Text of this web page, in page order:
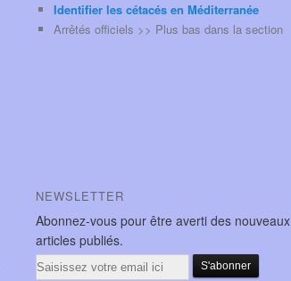
Identifier les cétacés en Méditerranée
Arrêtés officiels >> Plus bas dans la section
NEWSLETTER
Abonnez-vous pour être averti des nouveaux
articles publiés.
Email